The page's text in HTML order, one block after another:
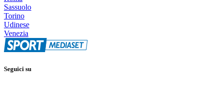
Sassuolo
Torino
Udinese
Venezia
Seguici su